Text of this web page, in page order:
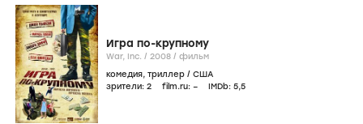
Игра по-крупному
War, Inc. / 2008 / фильм
комедия, триллер / США
зрители: 2 film.ru: – IMDb: 5,5